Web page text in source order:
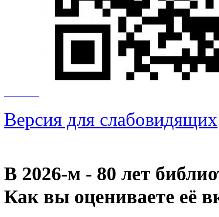
Версия для слабовидящих
В 2026‑м - 80 лет
Как вы оцениваете её